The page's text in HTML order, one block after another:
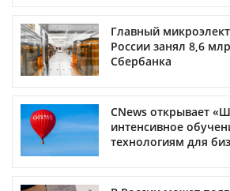
Главный
России занял 8,6
Сбербанка
CNews открывает
интенсивное
технологиям для